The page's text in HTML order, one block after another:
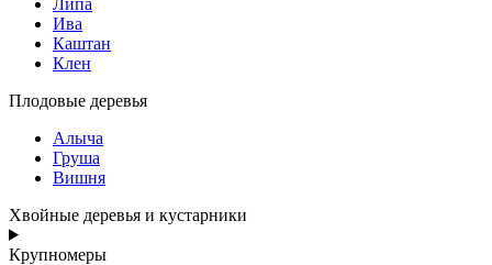
Ива
Каштан
Клен
Плодовые деревья
Алыча
Груша
Вишня
Хвойные деревья и кустарники
Крупномеры